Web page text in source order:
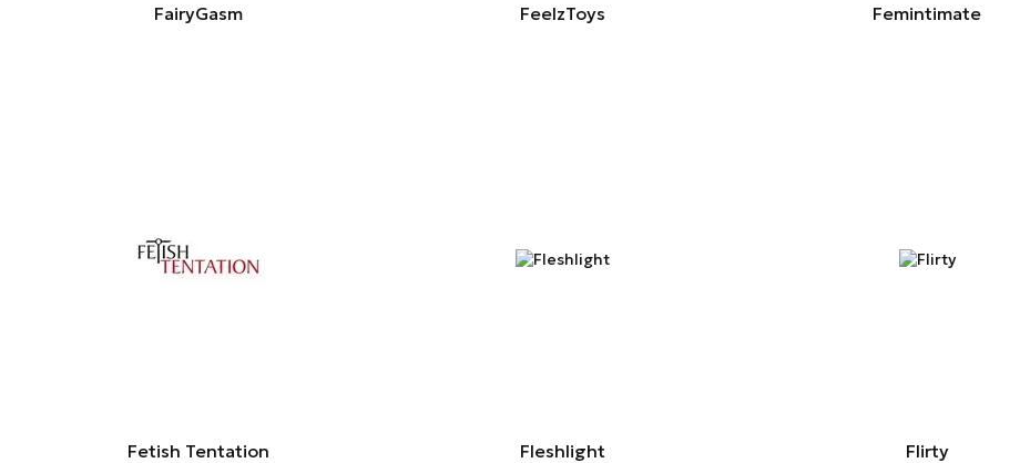
FairyGasm FeelzToys Femintimate
Fetish Tentation Fleshlight Flirty